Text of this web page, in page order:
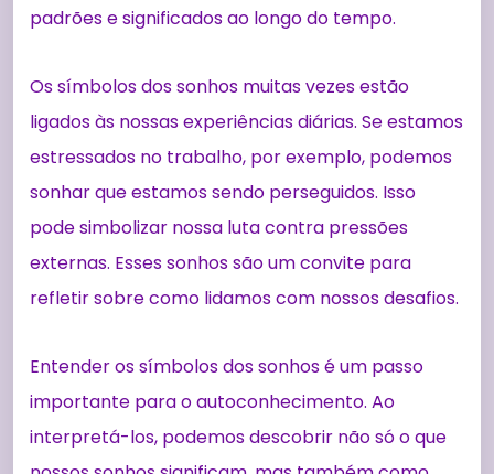
padrões e significados ao longo do tempo.
Os símbolos dos sonhos muitas vezes estão
ligados às nossas experiências diárias. Se estamos
estressados no trabalho, por exemplo, podemos
sonhar que estamos sendo perseguidos. Isso
pode simbolizar nossa luta contra pressões
externas. Esses sonhos são um convite para
refletir sobre como lidamos com nossos desafios.
Entender os símbolos dos sonhos é um passo
importante para o autoconhecimento. Ao
interpretá-los, podemos descobrir não só o que